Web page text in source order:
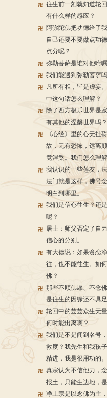
往生前一刻就知道轮
有什么样的感应？
阿弥陀佛把功德给了
自己还要不要做点功
点分呢？
弥勒菩萨是谁对他咐
我们能遇到弥勒菩萨
凡所有相，皆是虚妄
中这句话怎么理解？
除了西方极乐世界是
有其他的涅槃世界吗？
《心经》里的心无挂
故，无有恐怖，远离
竟涅槃。我们怎么理
我认识的一些莲友，
法门就是这样，佛号
明白到哪里。
我们是信心往生？还
呢？
居士：师父否定了自
信心的分别。
有大德说：如果贪恋
往，也不能往生。如
佛？
那些不顺佛愿、不念
是往生的因缘还不具
轮回中的芸芸众生无
何时能出离啊？
我们是不是闻到名号
救度？我先生和我孩
精进，我是很用功的。
真宗认为不信他力，
报土，只能生边地，
净土宗是以念佛为主